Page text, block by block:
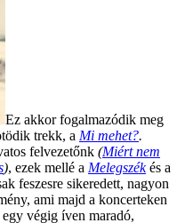
Ez akkor fogalmazódik meg
trekk, a Mi mehet?.
felvezetőnk (Miért nem
), ezek mellé a Melegszékés a
feszesre sikeredett, nagyon
ami majd a koncerteken
végig íven maradó,